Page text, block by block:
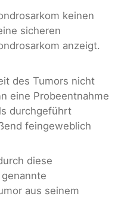
keinen
sicheren
anzeigt.
des Tumors nicht
eine Probeentnahme
durchgeführt
feingeweblich
diese
aus seinem